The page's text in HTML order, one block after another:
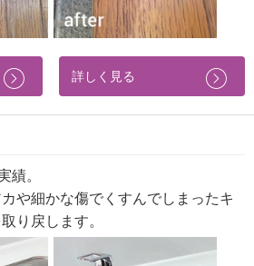
詳しく見る
績。
や細かな傷でくすんでしまったキ
り戻します。